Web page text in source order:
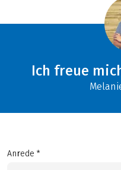
Ich freue
Anrede *